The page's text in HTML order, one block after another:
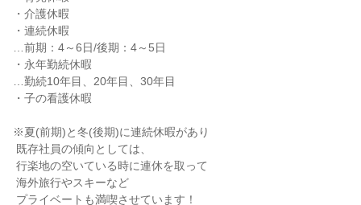
・介護休暇
・連続休暇
…前期：4～6日/後期：4～5日
・永年勤続休暇
…勤続10年目、20年目、30年目
・子の看護休暇
※夏(前期)と冬(後期)に連続休暇があり
プライベートも満喫させています！